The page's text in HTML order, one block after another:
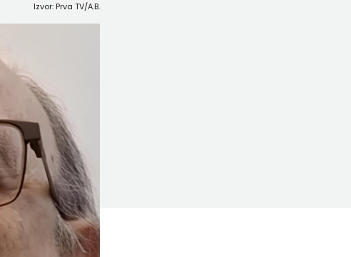
Izvor: Prva TV/A.B.